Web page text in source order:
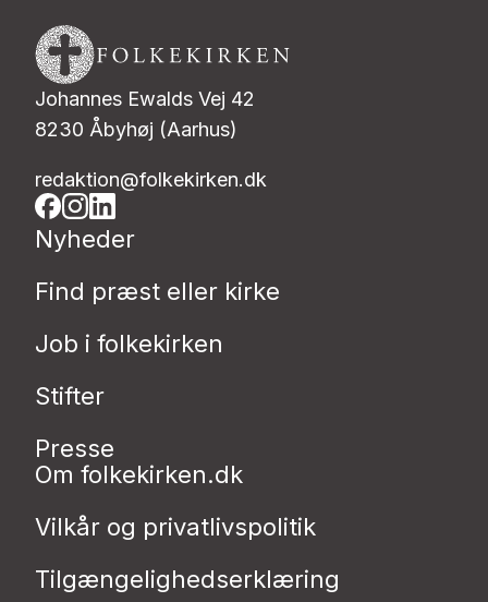
Johannes Ewalds Vej 42
8230 Åbyhøj (Aarhus)
redaktion@folkekirken.dk
Nyheder
Find præst eller kirke
Job i folkekirken
Stifter
Presse
Om folkekirken.dk
Vilkår og privatlivspolitik
Tilgængelighedserklæring